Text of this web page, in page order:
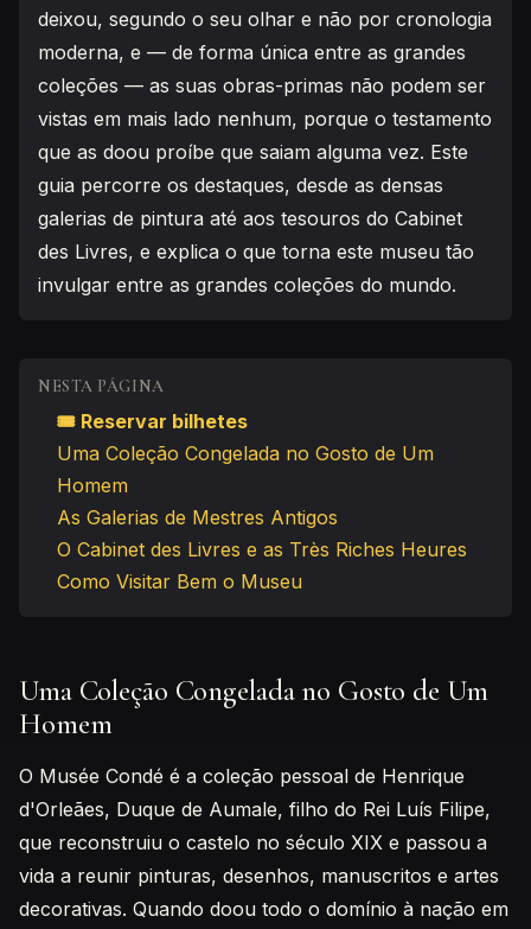
deixou, segundo o seu olhar e não por cronologia
moderna, e — de forma única entre as grandes
coleções — as suas obras-primas não podem ser
vistas em mais lado nenhum, porque o testamento
que as doou proíbe que saiam alguma vez. Este
guia percorre os destaques, desde as densas
galerias de pintura até aos tesouros do Cabinet
des Livres, e explica o que torna este museu tão
invulgar entre as grandes coleções do mundo.
NESTA PÁGINA
🎟 Reservar bilhetes
Uma Coleção Congelada no Gosto de Um
Homem
As Galerias de Mestres Antigos
O Cabinet des Livres e as Très Riches Heures
Como Visitar Bem o Museu
Uma Coleção Congelada no Gosto de Um
Homem
O Musée Condé é a coleção pessoal de Henrique
d'Orleães, Duque de Aumale, filho do Rei Luís Filipe,
que reconstruiu o castelo no século XIX e passou a
vida a reunir pinturas, desenhos, manuscritos e artes
decorativas. Quando doou todo o domínio à nação em